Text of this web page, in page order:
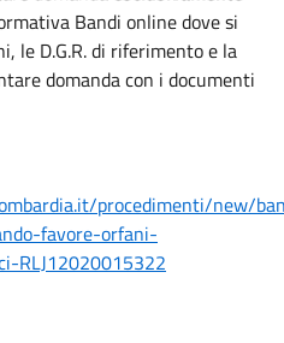
Bandi online dove si
le D.G.R. di riferimento e la
domanda con i documenti
procedimenti/new/
favore-orfani-
RLJ12020015322